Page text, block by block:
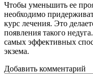
Чтобы уменьшить ее
необходимо
курс лечения. Это
появления такого
самых эффективных
экзема.
Добавить комментарий